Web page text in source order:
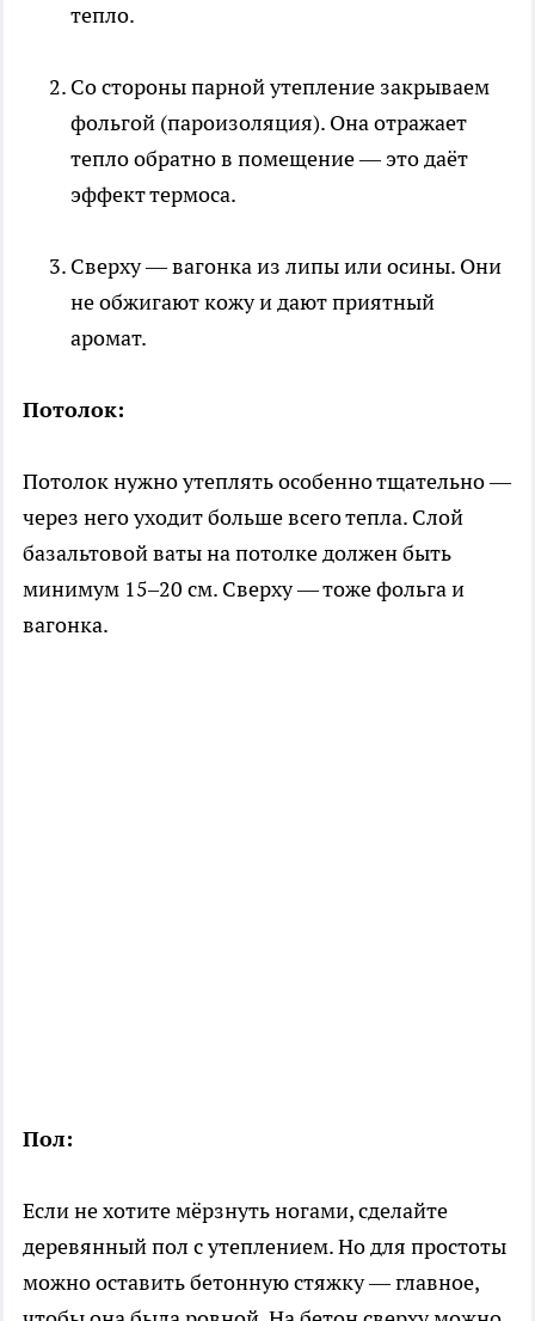
тепло.
Со стороны парной утепление закрываем
фольгой (пароизоляция). Она отражает
тепло обратно в помещение — это даёт
эффект термоса.
Сверху — вагонка из липы или осины. Они
не обжигают кожу и дают приятный
аромат.
Потолок:
Потолок нужно утеплять особенно тщательно —
через него уходит больше всего тепла. Слой
базальтовой ваты на потолке должен быть
минимум 15–20 см. Сверху — тоже фольга и
вагонка.
Пол:
Если не хотите мёрзнуть ногами, сделайте
деревянный пол с утеплением. Но для простоты
можно оставить бетонную стяжку — главное,